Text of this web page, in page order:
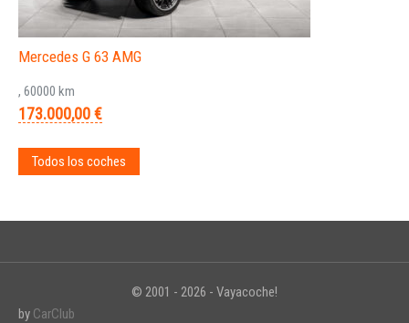
Mercedes G 63 AMG
, 60000 km
173.000,00 €
Todos los coches
© 2001 - 2026 - Vayacoche!
by CarClub